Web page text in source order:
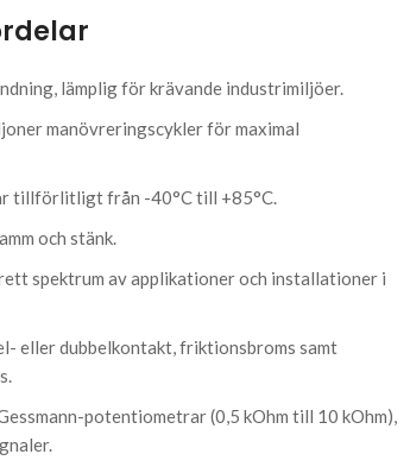
lämplig för krävande industrimiljöer.
manövreringscykler för maximal
tillförlitligt från -40°C till +85°C.
och stänk.
spektrum av applikationer och installationer i
eller dubbelkontakt, friktionsbroms samt
potentiometrar (0,5 kOhm till 10 kOhm),